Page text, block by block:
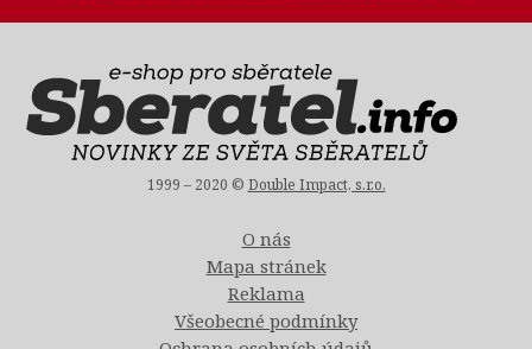
1999 – 2020 © Double Impact, s.r.o.
O nás
Mapa stránek
Reklama
Všeobecné podmínky